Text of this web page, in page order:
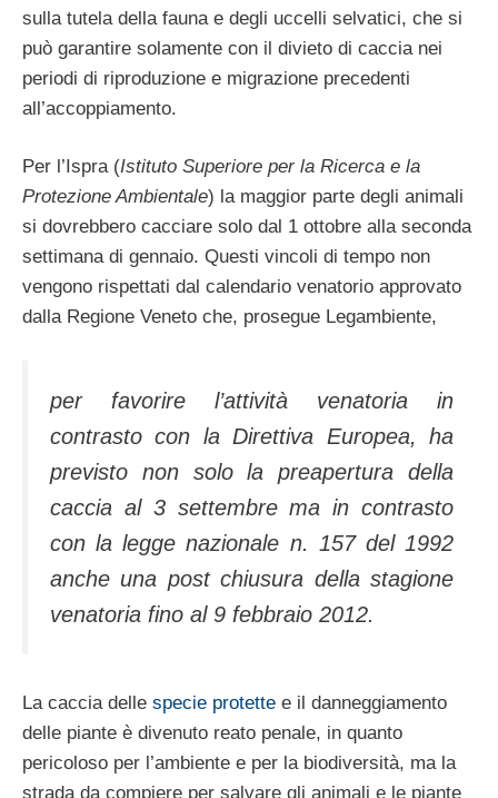
sulla tutela della fauna e degli uccelli selvatici, che si
può garantire solamente con il divieto di caccia nei
periodi di riproduzione e migrazione precedenti
all’accoppiamento.
Per l’Ispra (Istituto Superiore per la Ricerca e la
Protezione Ambientale) la maggior parte degli animali
si dovrebbero cacciare solo dal 1 ottobre alla seconda
settimana di gennaio. Questi vincoli di tempo non
vengono rispettati dal calendario venatorio approvato
dalla Regione Veneto che, prosegue Legambiente,
per favorire l’attività venatoria in
contrasto con la Direttiva Europea, ha
previsto non solo la preapertura della
caccia al 3 settembre ma in contrasto
con la legge nazionale n. 157 del 1992
anche una post chiusura della stagione
venatoria fino al 9 febbraio 2012.
La caccia delle specie protette e il danneggiamento
delle piante è divenuto reato penale, in quanto
pericoloso per l’ambiente e per la biodiversità, ma la
strada da compiere per salvare gli animali e le piante